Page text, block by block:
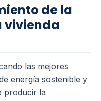
de la
vivienda
las mejores
energía sostenible y
producir la